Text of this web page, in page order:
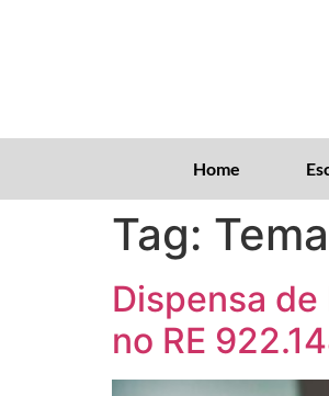
Home
Tag:
Dispensa
no RE